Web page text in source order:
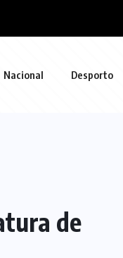
Nacional Desporto
de